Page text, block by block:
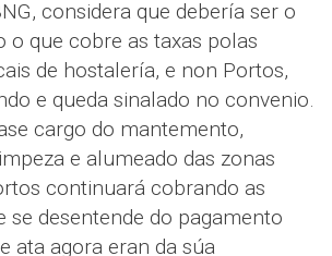
considera que debería ser o
o que cobre as taxas polas
de hostalería, e non Portos,
e queda sinalado no convenio.
cargo do mantemento,
e alumeado das zonas
continuará cobrando as
se desentende do pagamento
ata agora eran da súa